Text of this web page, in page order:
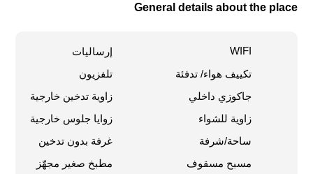
General details about the place
WIFI
إرساليات
تكييف هواء/ تدفئة
تلفزيون
جاكوزي داخلي
زاوية تدخين خارجية
زاوية للشواء
زوايا جلوس خارجية
ساحة/شرفة
غرفة بدون تدخين
مسبح مسقوف
مطبخ صغير مجهّز